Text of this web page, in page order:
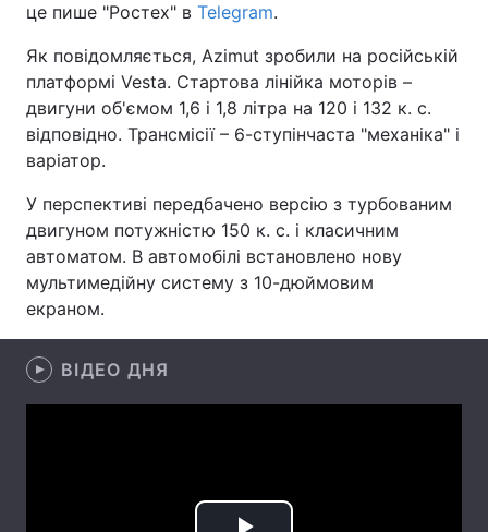
Економіка Світ
Спорт Наука
Техно і зв'язок Лайт
Зброя
Здоров'я Туризм
Цікавинки Погода
Екологія
Лонгріди
це пише "Ростех" в Telegram.
Як повідомляється, Azimut зробили на російській
платформі Vesta. Стартова лінійка моторів –
двигуни об'ємом 1,6 і 1,8 літра на 120 і 132 к. с.
відповідно. Трансмісії – 6-ступінчаста "механіка" і
варіатор.
У перспективі передбачено версію з турбованим
двигуном потужністю 150 к. с. і класичним
автоматом. В автомобілі встановлено нову
мультимедійну систему з 10-дюймовим
екраном.
ВІДЕО ДНЯ